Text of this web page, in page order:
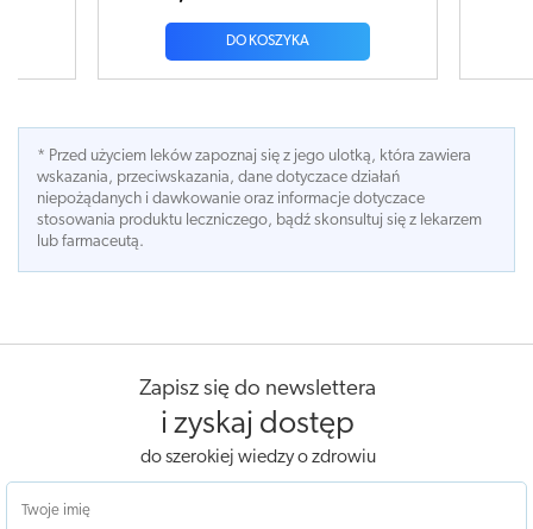
* Przed użyciem leków zapoznaj się z jego ulotką, która zawiera
wskazania, przeciwskazania, dane dotyczace działań
niepożądanych i dawkowanie oraz informacje dotyczace
stosowania produktu leczniczego, bądź skonsultuj się z lekarzem
lub farmaceutą.
Zapisz się do newslettera
i zyskaj dostęp
do szerokiej wiedzy o zdrowiu